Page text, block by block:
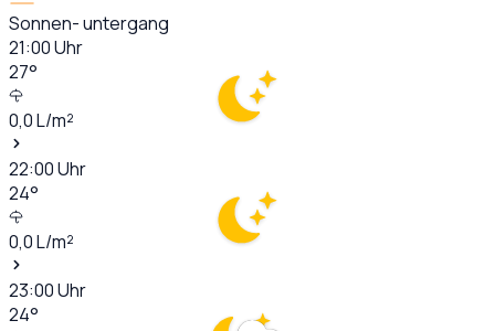
Sonnen- untergang
21:00Uhr
27°
0,0L/m²
22:00Uhr
24°
0,0L/m²
23:00Uhr
24°